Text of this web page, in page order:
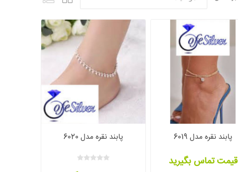
پابند نقره مدل 6019
قیمت تماس بگیرید
پابند نقره مدل 6020